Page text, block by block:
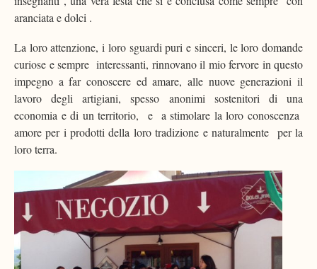
aranciata e dolci .
La loro attenzione, i loro sguardi puri e sinceri, le loro domande
curiose e sempre interessanti, rinnovano il mio fervore in questo
impegno a far conoscere ed amare, alle nuove generazioni il
lavoro degli artigiani, spesso anonimi sostenitori di una
economia e di un territorio, e a stimolare la loro conoscenza
amore per i prodotti della loro tradizione e naturalmente per la
loro terra.